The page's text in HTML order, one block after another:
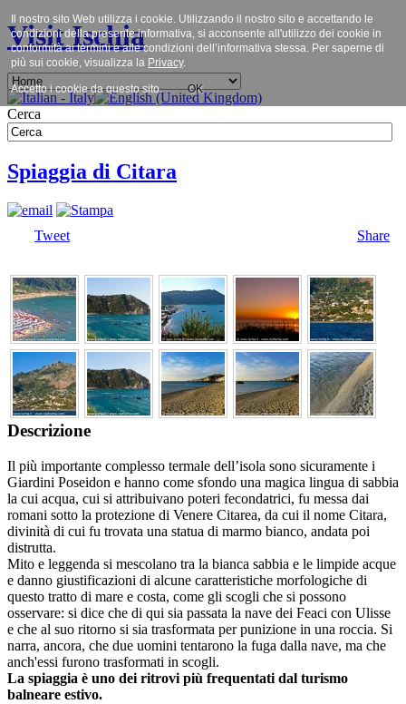
Visit Ischia
Cerca
Spiaggia di Citara
Tweet Share
Descrizione
Il più importante complesso termale dell’isola sono sicuramente i
Giardini Poseidon e hanno come sfondo una magica lingua di sabbia
la cui acqua, cui si attribuivano poteri fecondatrici, fu messa dai
romani sotto la protezione di Venere Citarea, da cui il nome Citara,
divinità di cui fu trovata una statua di marmo bianco, andata poi
distrutta.
Mito e leggenda si mescolano tra la bianca sabbia e le limpide acque
e danno giustificazioni di alcune caratteristiche morfologiche di
questo tratto di mare e costa, come gli scogli che si possono
osservare: si dice che di qui sia passata la nave dei Feaci con Ulisse
e che al suo ritorno si sia trasformata per punizione in una roccia. Si
narra, ancora, che due uomini tentarono la fuga dalla nave, ma che
anch'essi furono trasformati in scogli.
La spiaggia è uno dei ritrovi più frequentati dal turismo
balneare estivo.
Il nostro sito Web utilizza i cookie. Utilizzando il nostro sito e accettando le
condizioni della presente informativa, si acconsente all'utilizzo dei cookie in
conformità ai termini e alle condizioni dell’informativa stessa. Per saperne di
più sui cookie, visualizza la Privacy.
Accetto i cookie da questo sito. OK